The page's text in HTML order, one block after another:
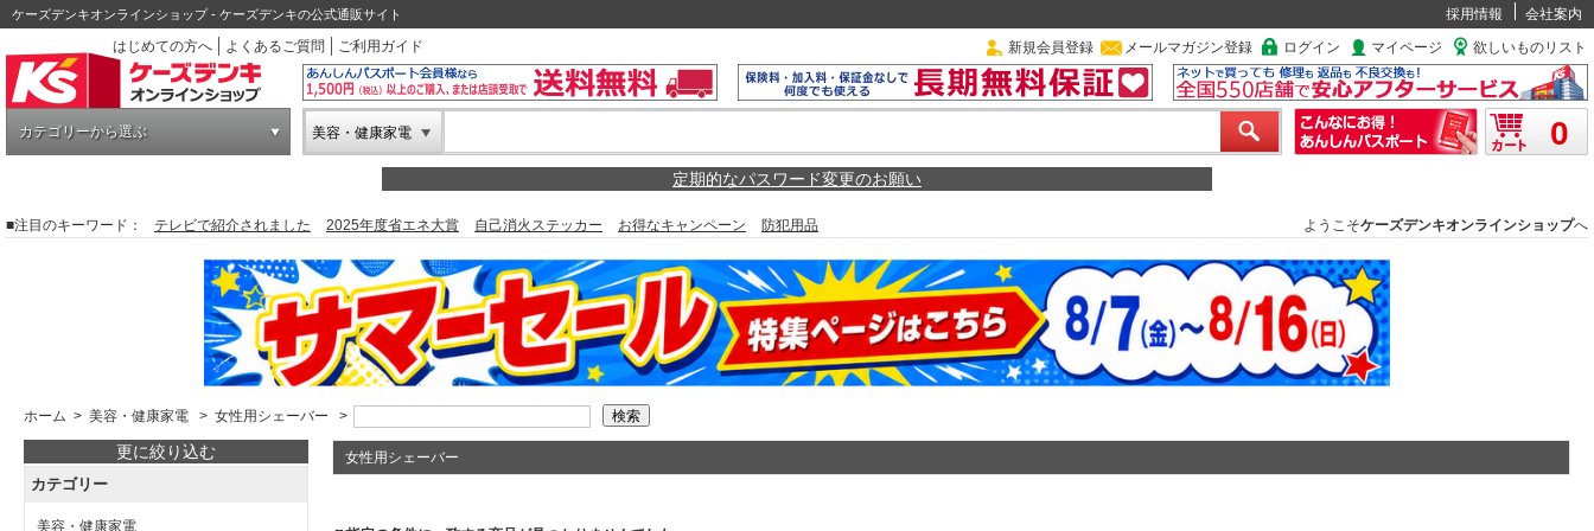
ケーズデンキオンラインショップ - ケーズデンキの公式通販サイト 採用情報
会社案内
はじめての方へ
よくあるご質問 ご利用ガイド 新規会員登録 メールマガジン登録 ログイン マイページ 欲しいものリスト
カテゴリーから選ぶ 美容・健康家電 0
定期的なパスワード変更のお願い
■注目のキーワード： テレビで紹介されました 2025年度省エネ大賞 自己消火ステッカー お得なキャンペーン 防犯用品 ようこそケーズデンキオンラインショップへ
ホーム > 美容・健康家電 > 女性用シェーバー >
更に絞り込む
カテゴリー
美容・健康家電
女性用シェーバー